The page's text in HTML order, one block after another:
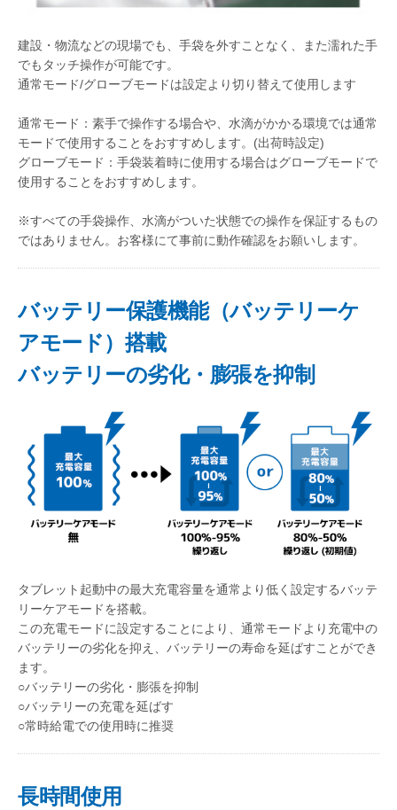
建設・物流などの現場でも、手袋を外すことなく、また濡れた手
でもタッチ操作が可能です。
通常モード/グローブモードは設定より切り替えて使用します
通常モード：素手で操作する場合や、水滴がかかる環境では通常
モードで使用することをおすすめします。(出荷時設定)
グローブモード：手袋装着時に使用する場合はグローブモードで
使用することをおすすめします。
※すべての手袋操作、水滴がついた状態での操作を保証するもの
ではありません。お客様にて事前に動作確認をお願いします。
バッテリー保護機能（バッテリーケ
アモード）搭載
バッテリーの劣化・膨張を抑制
タブレット起動中の最大充電容量を通常より低く設定するバッテ
リーケアモードを搭載。
この充電モードに設定することにより、通常モードより充電中の
バッテリーの劣化を抑え、バッテリーの寿命を延ばすことができ
ます。
○バッテリーの劣化・膨張を抑制
○バッテリーの充電を延ばす
○常時給電での使用時に推奨
長時間使用